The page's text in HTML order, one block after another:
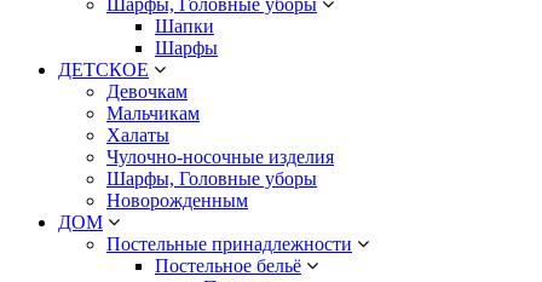
Шарфы, Головные уборы
Шапки
Шарфы
ДЕТСКОЕ
Девочкам
Мальчикам
Халаты
Чулочно-носочные изделия
Шарфы, Головные уборы
Новорожденным
ДОМ
Постельные принадлежности
Постельное бельё